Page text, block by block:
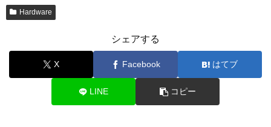
Hardware
シェアする
X Facebook はてブ
LINE コピー